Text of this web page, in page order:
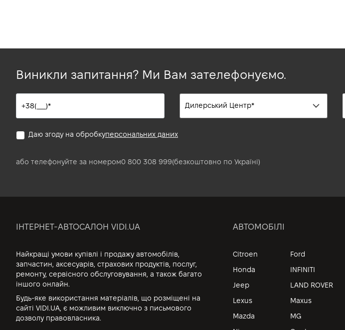
Виникли запитання? Ми Вам зателефонуємо.
Даю згоду на обробкуперсональних даних
або телефонуйте за номером0 800 308 999(безкоштовно по Україні)
ІНТЕРНЕТ-АВТОСАЛОН VIDI.UA
Найкращі умови купівлі і продажу автомобілів,
запчастин, аксесуарів, страхових продуктів, послуг,
ремонту, сервісного обслуговування, а також багато
іншого онлайн.
Будь-яке використання матеріалів, що розміщені на
сайті VIDI.UA, є можливим виключно з письмового
дозволу правовласника.
АВТОМОБІЛІ
Citroen
Ford
Honda
INFINITI
Jeep
LAND ROVER
Lexus
Maxus
Mazda
MG